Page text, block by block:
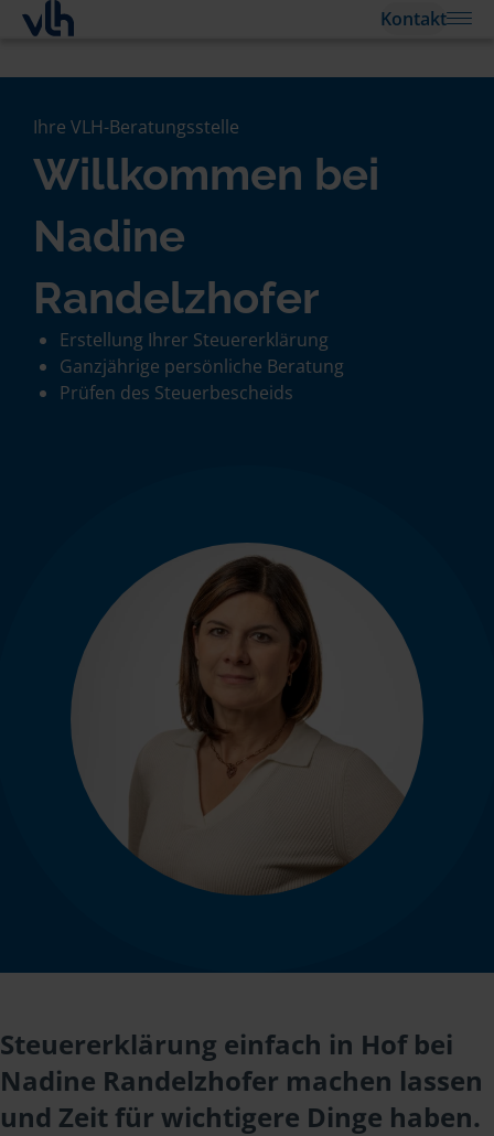
Kontakt
Ihre VLH-Beratungsstelle
Willkommen bei
Nadine
Randelzhofer
Erstellung Ihrer Steuererklärung
Ganzjährige persönliche Beratung
Prüfen des Steuerbescheids
Steuererklärung einfach in Hof bei
Nadine Randelzhofer machen lassen
und Zeit für wichtigere Dinge haben.